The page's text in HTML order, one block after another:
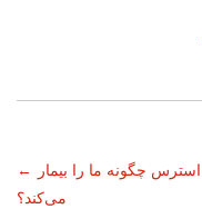
←
استرس چگونه ما را بیمار
می‌کند؟